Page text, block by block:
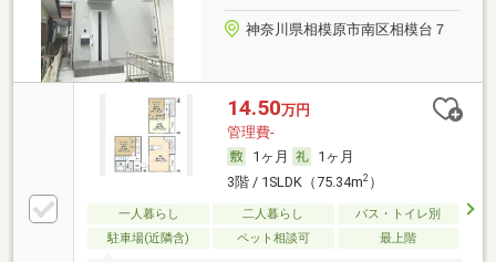
神奈川県相模原市南区相模台７
14.50万円
管理費-
1ヶ月
1ヶ月
3階 / 1SLDK（75.34m2）
一人暮らし 二人暮らし
バス・トイレ別
駐車場(近隣含)
ペット相談可 最上階